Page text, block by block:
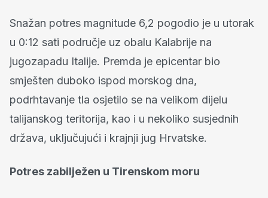
Snažan potres magnitude 6,2 pogodio je u utorak
u 0:12 sati područje uz obalu Kalabrije na
jugozapadu Italije. Premda je epicentar bio
smješten duboko ispod morskog dna,
podrhtavanje tla osjetilo se na velikom dijelu
talijanskog teritorija, kao i u nekoliko susjednih
država, uključujući i krajnji jug Hrvatske.
Potres zabilježen u Tirenskom moru